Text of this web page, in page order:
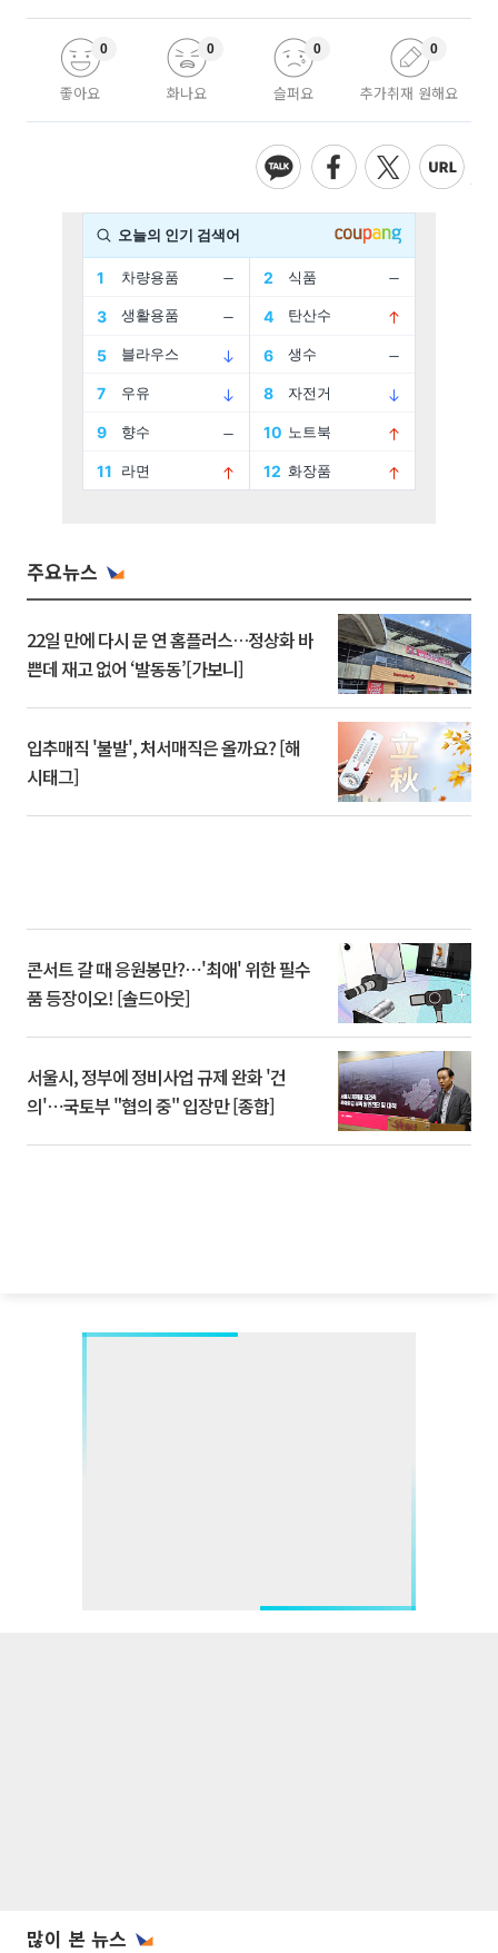
좋아요
0
화나요
0
슬퍼요
0
추가취재 원해요
0
주요뉴스
22일 만에 다시 문 연 홈플러스…정상화 바
쁜데 재고 없어 ‘발동동’[가보니]
입추매직 '불발', 처서매직은 올까요? [해
시태그]
콘서트 갈 때 응원봉만?⋯'최애' 위한 필수
품 등장이오! [솔드아웃]
서울시, 정부에 정비사업 규제 완화 '건
의'⋯국토부 "협의 중" 입장만 [종합]
많이 본 뉴스